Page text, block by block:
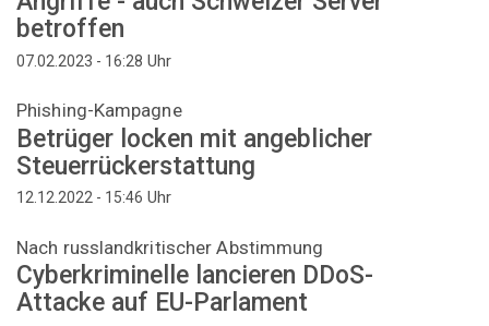
betroffen
07.02.2023 - 16:28 Uhr
Phishing-Kampagne
Betrüger locken mit angeblicher
Steuerrückerstattung
12.12.2022 - 15:46 Uhr
Nach russlandkritischer Abstimmung
Cyberkriminelle lancieren DDoS-
Attacke auf EU-Parlament